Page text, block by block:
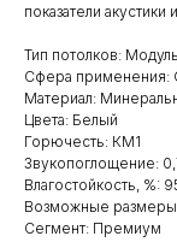
показатели
Тип потолков:
Сфера применения:
Материал:
Цвета: Белый
Горючесть: КМ1
Звукопоглощение:
Влагостойкость, %:
Возможные
Сегмент: Премиум